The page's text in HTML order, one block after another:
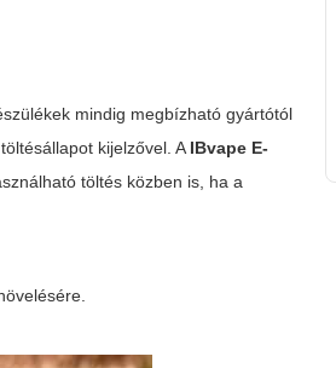
mindig megbízható gyártótól
kijelzővel. A IBvape E-
töltés közben is, ha a